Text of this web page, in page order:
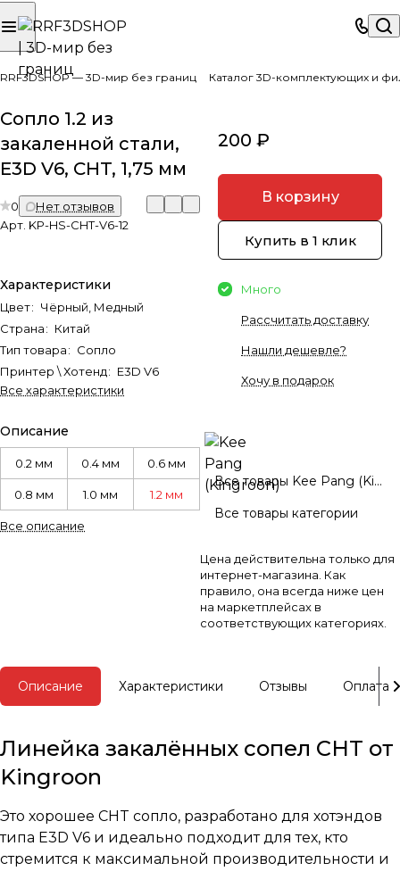
RRF3DSHOP — 3D-мир без границ Каталог 3D-комплектующих и
Сопло 1.2 из
закаленной стали,
E3D V6, CHT, 1,75 мм
0
Нет отзывов
Арт. KP-HS-CHT-V6-12
Характеристики
Цвет: Чёрный, Медный
Страна: Китай
Тип товара: Сопло
Принтер \ Хотенд: E3D V6
Все характеристики
Описание
0.2 мм 0.4 мм 0.6 мм
0.8 мм 1.0 мм 1.2 мм
Все описание
200 ₽
В корзину
Купить в 1 клик
Много
Рассчитать доставку
Нашли дешевле?
Хочу в подарок
Все товары Kee Pang (Kingroon)
Все товары категории
Цена действительна только для
интернет-магазина. Как
правило, она всегда ниже цен
на маркетплейсах в
соответствующих категориях.
Описание Характеристики Отзывы Оплата
Линейка закалённых сопел CHT от
Kingroon
Это хорошее CHT сопло, разработано для хотэндов
типа E3D V6 и идеально подходит для тех, кто
стремится к максимальной производительности и